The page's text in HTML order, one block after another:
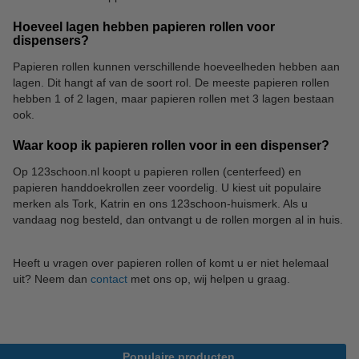
Hoeveel lagen hebben papieren rollen voor
dispensers?
Papieren rollen kunnen verschillende hoeveelheden hebben aan
lagen. Dit hangt af van de soort rol. De meeste papieren rollen
hebben 1 of 2 lagen, maar papieren rollen met 3 lagen bestaan
ook.
Waar koop ik papieren rollen voor in een dispenser?
Op 123schoon.nl koopt u papieren rollen (centerfeed) en
papieren handdoekrollen zeer voordelig. U kiest uit populaire
merken als Tork, Katrin en ons 123schoon-huismerk. Als u
vandaag nog besteld, dan ontvangt u de rollen morgen al in huis.
Heeft u vragen over papieren rollen of komt u er niet helemaal
uit? Neem dan contact met ons op, wij helpen u graag.
Populaire producten